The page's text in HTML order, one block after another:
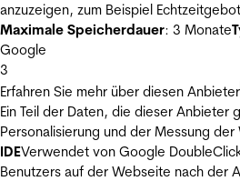
anzuzeigen, zum Beispiel
Maximale Speicherdauer: 3 Monate
Google
3
Erfahren Sie mehr über diesen Anbieter
Ein Teil der Daten, die dieser Anbieter
Personalisierung und der Messung
IDEVerwendet von Google
Benutzers auf der Webseite nach der